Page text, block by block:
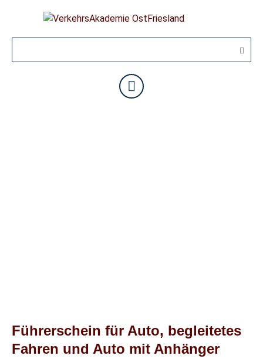
Führerschein für Auto, begleitetes
Fahren und Auto mit Anhänger